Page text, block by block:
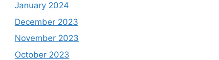
January 2024
December 2023
November 2023
October 2023